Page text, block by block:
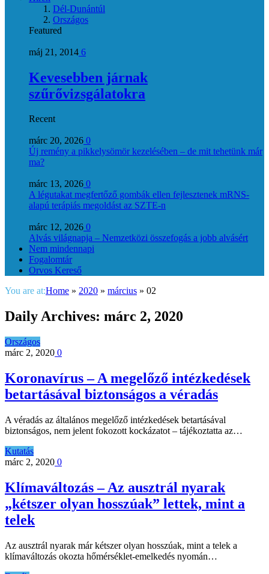
Dél-Dunántúl
Országos
Featured
máj 21, 2014 6
Kevesebben járnak
szűrővizsgálatokra
Recent
márc 20, 2026 0
Új remény a pikkelysömör kezelésében – de mit tehetünk már
ma?
márc 13, 2026 0
A légutakat megfertőző gombák ellen fejlesztenek mRNS-
alapú terápiás megoldást az SZTE-n
márc 12, 2026 0
Alvás világnapja – Nemzetközi összefogás a jobb alvásért
Nem mindennapi
Fogalomtár
Orvos Kereső
You are at:Home » 2020 » március » 02
Daily Archives: márc 2, 2020
Országos
márc 2, 2020 0
Koronavírus – A megelőző intézkedések
betartásával biztonságos a véradás
A véradás az általános megelőző intézkedések betartásával
biztonságos, nem jelent fokozott kockázatot – tájékoztatta az…
Kutatás
márc 2, 2020 0
Klímaváltozás – Az ausztrál nyarak
„kétszer olyan hosszúak” lettek, mint a
telek
Az ausztrál nyarak már kétszer olyan hosszúak, mint a telek a
klímaváltozás okozta hőmérséklet-emelkedés nyomán…